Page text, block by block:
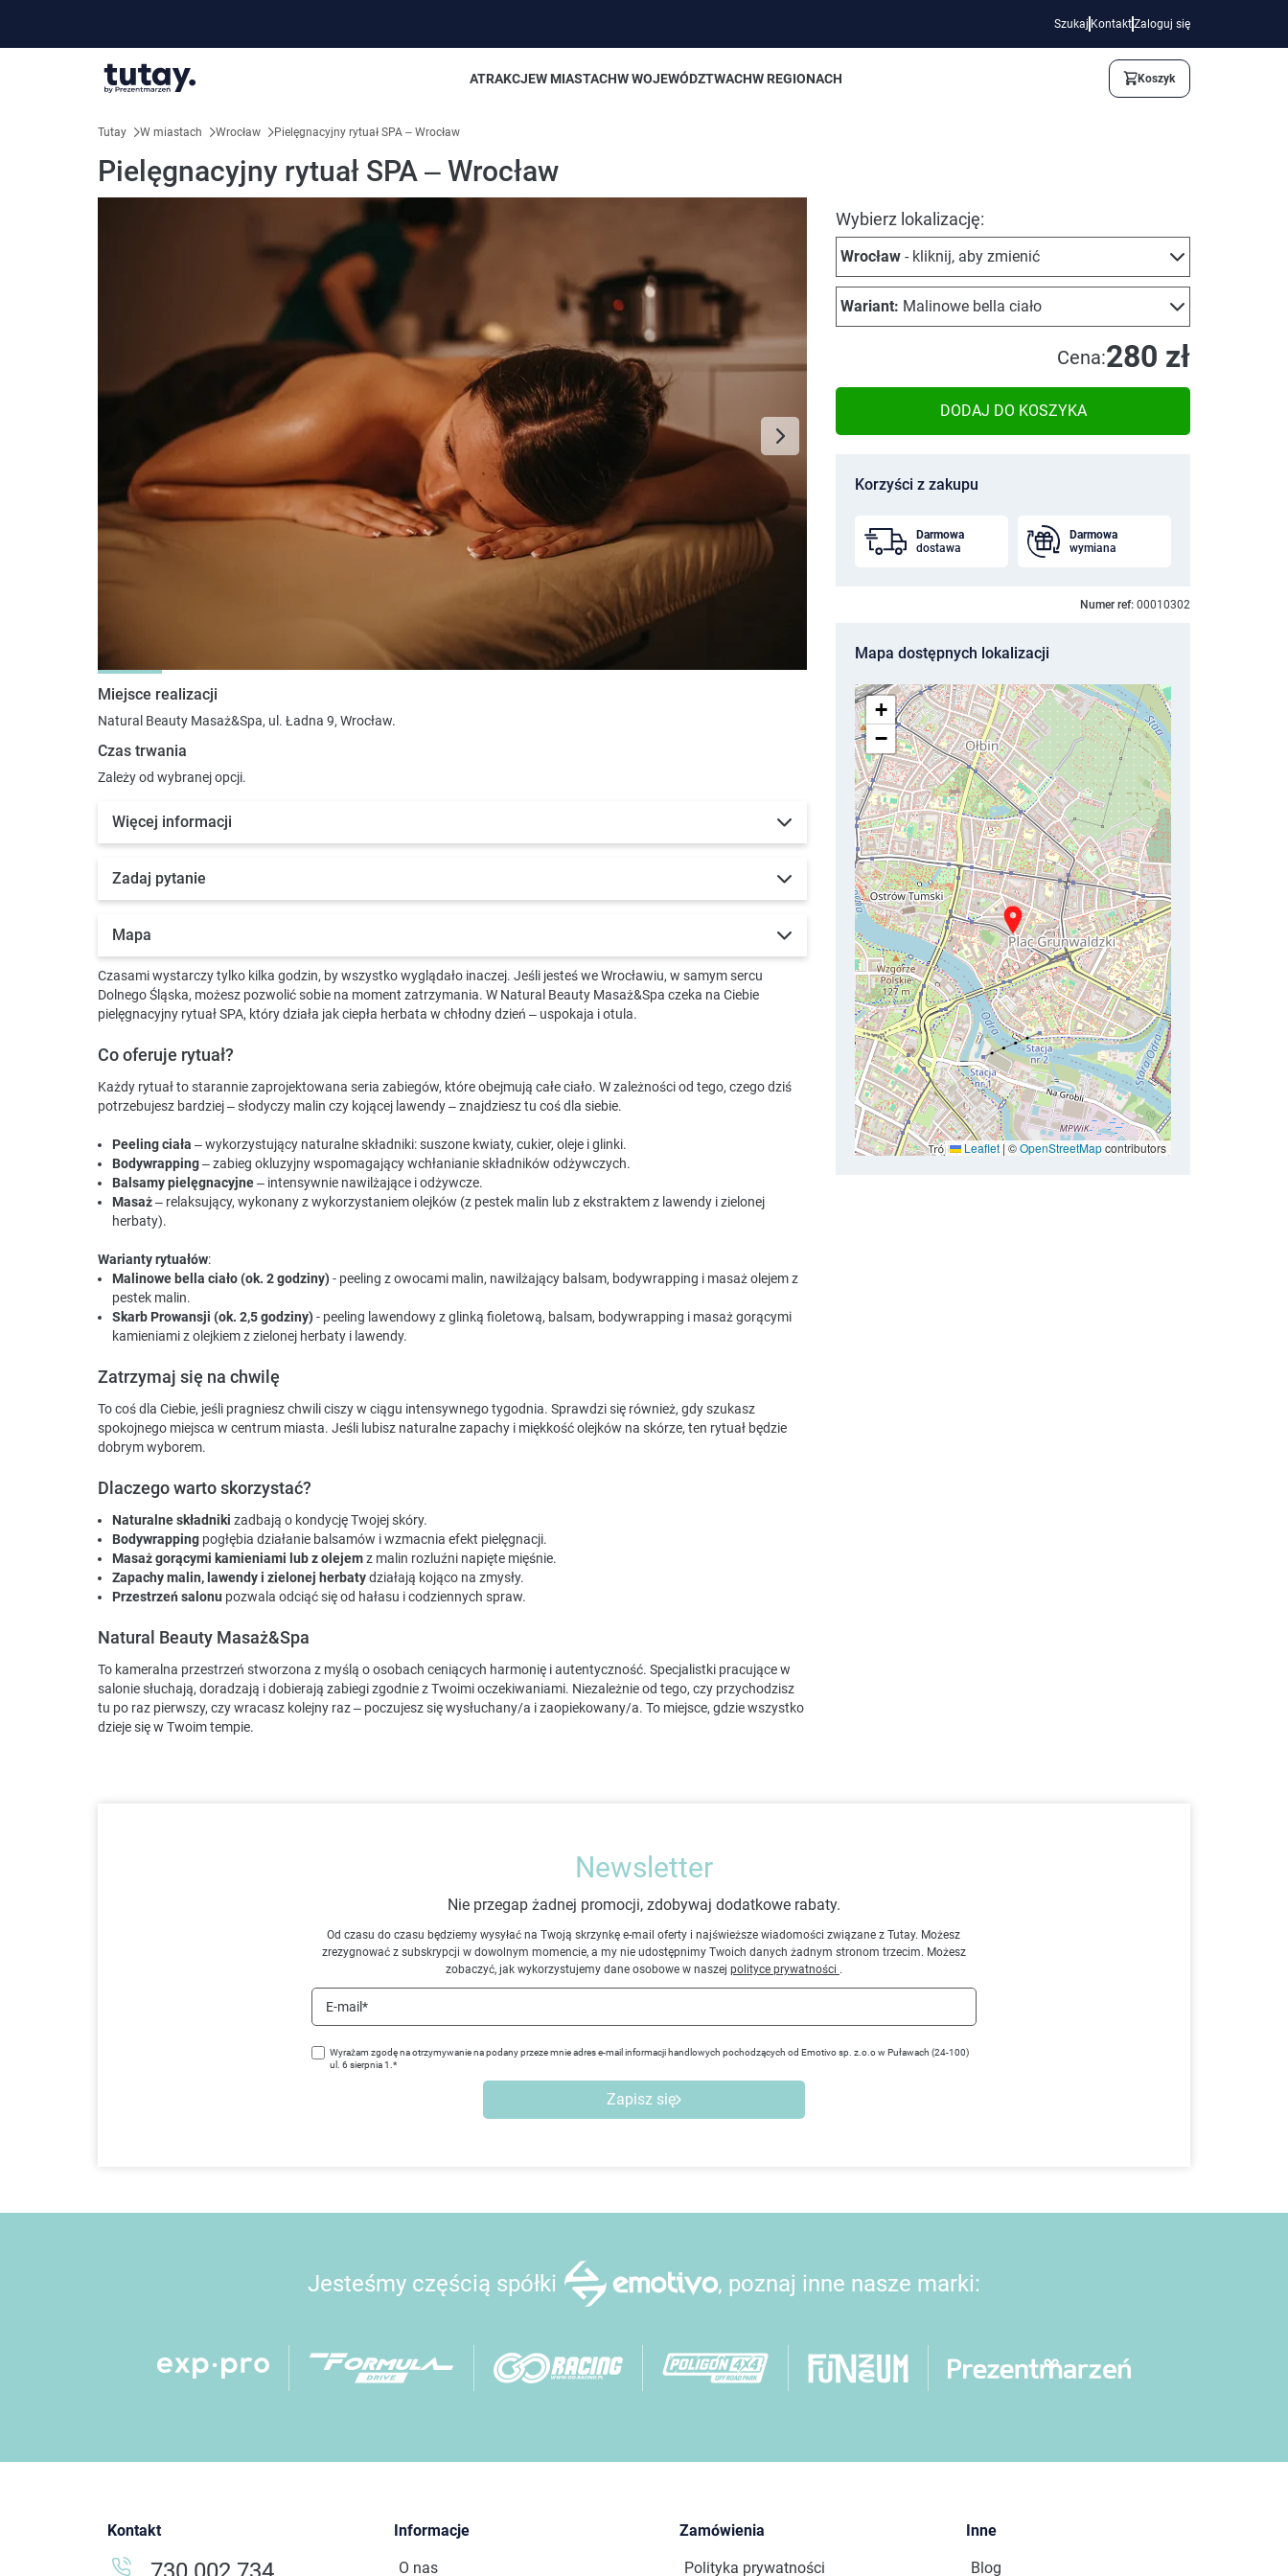
Szukaj KontaktZaloguj się
ATRAKCJEW MIASTACHW WOJEWÓDZTWACHW REGIONACH Koszyk
Tutay W miastach Wrocław Pielęgnacyjny rytuał SPA – Wrocław
Pielęgnacyjny rytuał SPA – Wrocław
Wybierz lokalizację:
Wrocław - kliknij, aby zmienić
Wariant: Malinowe bella ciało
Cena:280 zł
DODAJ DO KOSZYKA
Korzyści z zakupu
Darmowa
dostawa
Darmowa
wymiana
Numer ref: 00010302
Mapa dostępnych lokalizacji
+
−
Leaflet |©OpenStreetMapcontributors
Miejsce realizacji
Natural Beauty Masaż&Spa, ul. Ładna 9, Wrocław.
Czas trwania
Zależy od wybranej opcji.
Więcej informacji
Zadaj pytanie
Mapa
Czasami wystarczy tylko kilka godzin, by wszystko wyglądało inaczej. Jeśli jesteś we Wrocławiu, w samym sercu
Dolnego Śląska, możesz pozwolić sobie na moment zatrzymania. W Natural Beauty Masaż&Spa czeka na Ciebie
pielęgnacyjny rytuał SPA, który działa jak ciepła herbata w chłodny dzień – uspokaja i otula.
Co oferuje rytuał?
Każdy rytuał to starannie zaprojektowana seria zabiegów, które obejmują całe ciało. W zależności od tego, czego dziś
potrzebujesz bardziej – słodyczy malin czy kojącej lawendy – znajdziesz tu coś dla siebie.
Peeling ciała – wykorzystujący naturalne składniki: suszone kwiaty, cukier, oleje i glinki.
Bodywrapping– zabieg okluzyjny wspomagający wchłanianie składników odżywczych.
Balsamy pielęgnacyjne– intensywnie nawilżające i odżywcze.
Masaż– relaksujący, wykonany z wykorzystaniem olejków (z pestek malin lub z ekstraktem z lawendy i zielonej
herbaty).
Warianty rytuałów:
Malinowe bella ciało (ok. 2 godziny)- peeling z owocami malin, nawilżający balsam, bodywrapping i masaż olejem z
pestek malin.
Skarb Prowansji (ok. 2,5 godziny)- peeling lawendowy z glinką fioletową, balsam, bodywrapping i masaż gorącymi
kamieniami z olejkiem z zielonej herbaty i lawendy.
Zatrzymaj się na chwilę
To coś dla Ciebie, jeśli pragniesz chwili ciszy w ciągu intensywnego tygodnia. Sprawdzi się również, gdy szukasz
spokojnego miejsca w centrum miasta. Jeśli lubisz naturalne zapachy i miękkość olejków na skórze, ten rytuał będzie
dobrym wyborem.
Dlaczego warto skorzystać?
Naturalne składniki zadbają o kondycję Twojej skóry.
Bodywrapping pogłębia działanie balsamów i wzmacnia efekt pielęgnacji.
Masaż gorącymi kamieniami lub z olejemz malin rozluźni napięte mięśnie.
Zapachy malin, lawendy i zielonej herbatydziałają kojąco na zmysły.
Przestrzeń salonu pozwala odciąć się od hałasu i codziennych spraw.
Natural Beauty Masaż&Spa
To kameralna przestrzeń stworzona z myślą o osobach ceniących harmonię i autentyczność. Specjalistki pracujące w
salonie słuchają, doradzają i dobierają zabiegi zgodnie z Twoimi oczekiwaniami. Niezależnie od tego, czy przychodzisz
tu po raz pierwszy, czy wracasz kolejny raz – poczujesz się wysłuchany/a i zaopiekowany/a. To miejsce, gdzie wszystko
dzieje się w Twoim tempie.
Newsletter
Nie przegap żadnej promocji, zdobywaj dodatkowe rabaty.
Od czasu do czasu będziemy wysyłać na Twoją skrzynkę e-mail oferty i najświeższe wiadomości związane z Tutay. Możesz
zrezygnować z subskrypcji w dowolnym momencie, a my nie udostępnimy Twoich danych żadnym stronom trzecim. Możesz
zobaczyć, jak wykorzystujemy dane osobowe w naszej polityce prywatności .
E-mail*
Wyrażam zgodę na otrzymywanie na podany przeze mnie adres e-mail informacji handlowych pochodzących od Emotivo sp. z.o.o w Puławach (24-100)
ul. 6 sierpnia 1.*
Zapisz się
Jesteśmy częścią spółki , poznaj inne nasze marki:
Kontakt Informacje
O nas
Zamówienia
Polityka prywatności
Inne
Blog